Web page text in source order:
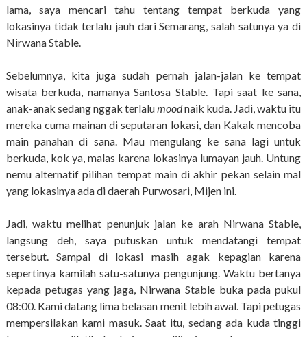
lama, saya mencari tahu tentang tempat berkuda yang
lokasinya tidak terlalu jauh dari Semarang, salah satunya ya di
Nirwana Stable.
Sebelumnya, kita juga sudah pernah jalan-jalan ke tempat
wisata berkuda, namanya Santosa Stable. Tapi saat ke sana,
anak-anak sedang nggak terlalumoodnaik kuda. Jadi, waktu itu
mereka cuma mainan di seputaran lokasi, dan Kakak mencoba
main panahan di sana. Mau mengulang ke sana lagi untuk
berkuda, kok ya, malas karena lokasinya lumayan jauh. Untung
nemu alternatif pilihan tempat main di akhir pekan selain mal
yang lokasinya ada di daerah Purwosari, Mijen ini.
Jadi, waktu melihat penunjuk jalan ke arah Nirwana Stable,
langsung deh, saya putuskan untuk mendatangi tempat
tersebut. Sampai di lokasi masih agak kepagian karena
sepertinya kamilah satu-satunya pengunjung. Waktu bertanya
kepada petugas yang jaga, Nirwana Stable buka pada pukul
08:00. Kami datang lima belasan menit lebih awal. Tapi petugas
mempersilakan kami masuk. Saat itu, sedang ada kuda tinggi